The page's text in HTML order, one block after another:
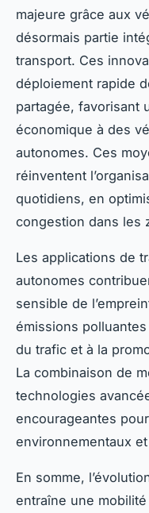
majeure grâce aux
désormais partie
transport. Ces
déploiement rapide
partagée, favorisant
économique à des
autonomes. Ces
réinventent
quotidiens, en
congestion dans les
Les applications de
autonomes
sensible de
émissions
du trafic et à la
La combinaison de
technologies
encourageantes
environnementaux
En somme,
entraîne une